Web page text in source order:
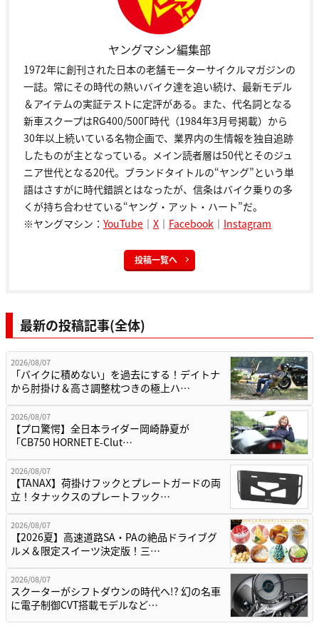
ヤングマシン編集部
1972年に創刊された日本の老舗モーターサイクルマガジンの
一誌。常にその時代の熱いバイク達を追い続け、最新モデル
＆アイテムの実証テストに定評がある。また、代名詞となる
新車スクープはRG400/500Γ時代（1984年3月号掲載）から
30年以上続いている名物企画で、業界内の生情報を独自追跡
したものが主となっている。メイン読者層は50代とそのジュ
ニア世代となる20代。ブランドタイトルの“ヤング”という単
語はさすがに時代錯誤とはなったが、信条はバイク乗りの多
くが持ち合わせている“ヤング・アット・ハート”だ。
※ヤングマシン： YouTube ｜ X ｜ Facebook ｜ Instagram
投稿一覧へ
最新の投稿記事(全体)
2026/08/07
「バイクに積めない」を過去にする！デイトナ
から肘掛け＆高さ調整枕つきの極上ハ…
2026/08/07
【プロ驚愕】全日本ライダー岡崎静夏が
「CB750 HORNET E-Clut…
2026/08/07
【TANAX】荷掛けフックとプレートガードの両
立！タナックスのプレートフック…
2026/08/07
【2026夏】高速道路SA・PAの絶品ドライブグ
ルメ＆限定スイーツ決定版！三…
2026/08/07
スクーターがシフトダウンの時代へ!? 幻の名車
に電子制御CVT搭載モデルなど…